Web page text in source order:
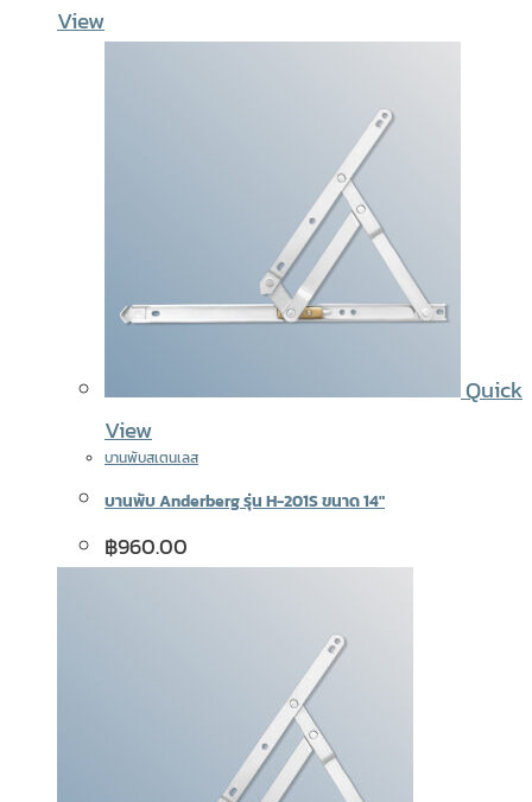
View
Quick
View
บานพับสเตนเลส
บานพับ Anderberg รุ่น H-201S ขนาด 14″
฿960.00